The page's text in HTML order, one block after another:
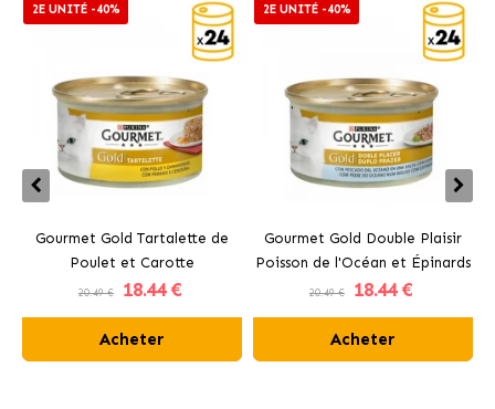
2E UNITÉ -40%
Gourmet Gold Tartalette de
Poulet et Carotte
20.49 € 18.44 €
Acheter
2E UNITÉ -40%
Gourmet Gold Double Plaisir
Poisson de l'Océan et Épinards
20.49 € 18.44 €
Acheter